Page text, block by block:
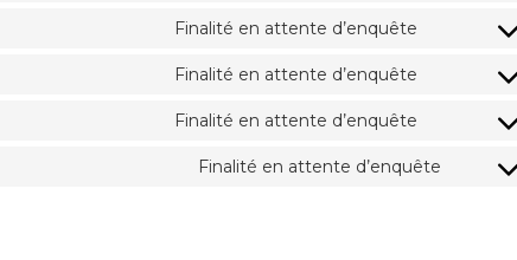
Finalité en attente d’enquête
Finalité en attente d’enquête
Finalité en attente d’enquête
Finalité en attente d’enquête